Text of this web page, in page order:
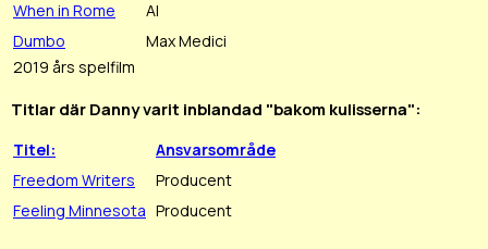
When in Rome
Al
Dumbo
2019 års spelfilm
Max Medici
Titlar där Danny varit inblandad "bakom kulisserna":
Titel:
Ansvarsområde
Freedom Writers
Producent
Feeling Minnesota Producent